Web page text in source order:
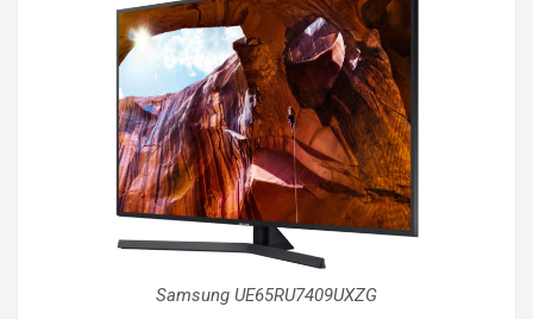
Samsung UE65RU7409UXZG